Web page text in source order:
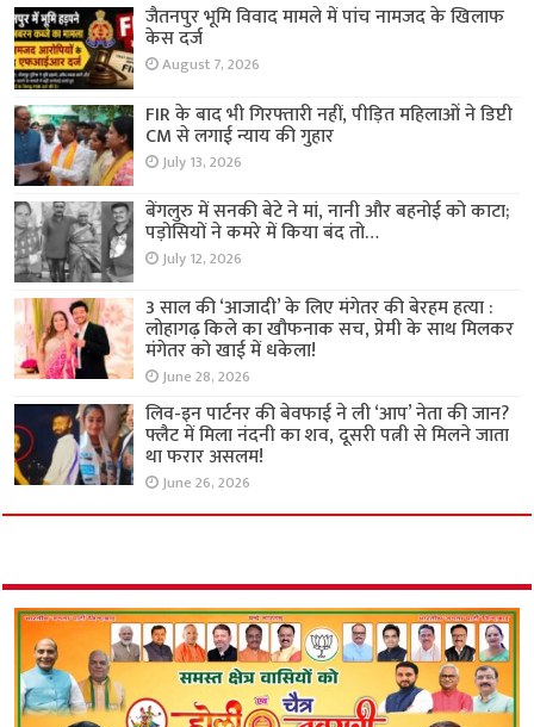
जैतनपुर भूमि विवाद मामले में पांच नामजद के खिलाफ
केस दर्ज
August 7, 2026
FIR के बाद भी गिरफ्तारी नहीं, पीड़ित महिलाओं ने डिप्टी
CM से लगाई न्याय की गुहार
July 13, 2026
बेंगलुरु में सनकी बेटे ने मां, नानी और बहनोई को काटा;
पड़ोसियों ने कमरे में किया बंद तो…
July 12, 2026
3 साल की ‘आजादी’ के लिए मंगेतर की बेरहम हत्या :
लोहागढ़ किले का खौफनाक सच, प्रेमी के साथ मिलकर
मंगेतर को खाई में धकेला!
June 28, 2026
लिव-इन पार्टनर की बेवफाई ने ली ‘आप’ नेता की जान?
फ्लैट में मिला नंदनी का शव, दूसरी पत्नी से मिलने जाता
था फरार असलम!
June 26, 2026